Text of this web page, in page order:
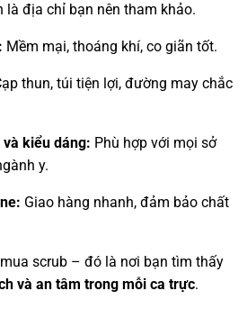
là địa chỉ bạn nên tham khảo.
Mềm mại, thoáng khí, co giãn tốt.
thun, túi tiện lợi, đường may chắc
kiểu dáng: Phù hợp với mọi sở
y.
Giao hàng nhanh, đảm bảo chất
scrub – đó là nơi bạn tìm thấy
và an tâm trong mỗi ca trực.